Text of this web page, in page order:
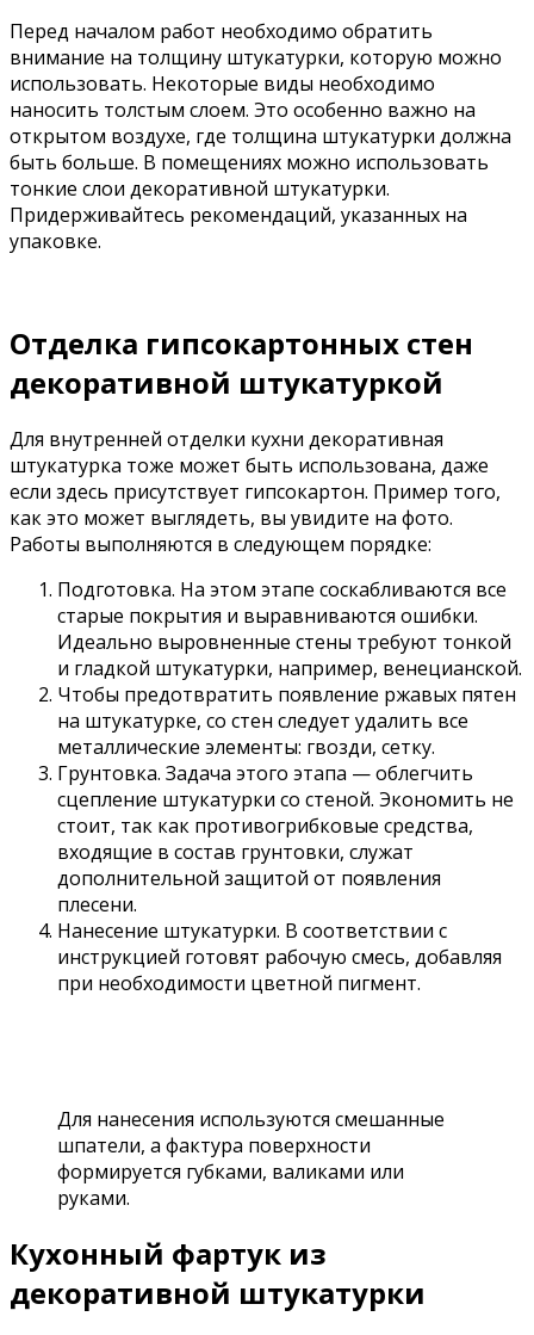
Перед началом работ необходимо обратить
внимание на толщину штукатурки, которую можно
использовать. Некоторые виды необходимо
наносить толстым слоем. Это особенно важно на
открытом воздухе, где толщина штукатурки должна
быть больше. В помещениях можно использовать
тонкие слои декоративной штукатурки.
Придерживайтесь рекомендаций, указанных на
упаковке.
Отделка гипсокартонных стен
декоративной штукатуркой
Для внутренней отделки кухни декоративная
штукатурка тоже может быть использована, даже
если здесь присутствует гипсокартон. Пример того,
как это может выглядеть, вы увидите на фото.
Работы выполняются в следующем порядке:
Подготовка. На этом этапе соскабливаются все
старые покрытия и выравниваются ошибки.
Идеально выровненные стены требуют тонкой
и гладкой штукатурки, например, венецианской.
Чтобы предотвратить появление ржавых пятен
на штукатурке, со стен следует удалить все
металлические элементы: гвозди, сетку.
Грунтовка. Задача этого этапа — облегчить
сцепление штукатурки со стеной. Экономить не
стоит, так как противогрибковые средства,
входящие в состав грунтовки, служат
дополнительной защитой от появления
плесени.
Нанесение штукатурки. В соответствии с
инструкцией готовят рабочую смесь, добавляя
при необходимости цветной пигмент.
Для нанесения используются смешанные
шпатели, а фактура поверхности
формируется губками, валиками или
руками.
Кухонный фартук из
декоративной штукатурки